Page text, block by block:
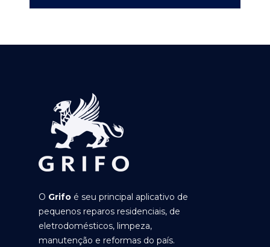
O Grifo é seu principal aplicativo de
pequenos reparos residenciais, de
eletrodomésticos, limpeza,
manutenção e reformas do país.